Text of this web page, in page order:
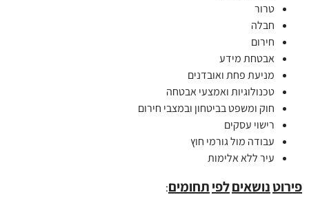
טרור
חבלה
חירום
אבטחת מידע
מניעת פחת ואובדנים
טכנולוגיות ואמצעי אבטחה
חוק ומשפט בביטחון ובמצבי חירום
רישוי עסקים
עבודה מול גורמי חוץ
עיר ללא אלימות
פירוטנושאיםלפיתחומים: